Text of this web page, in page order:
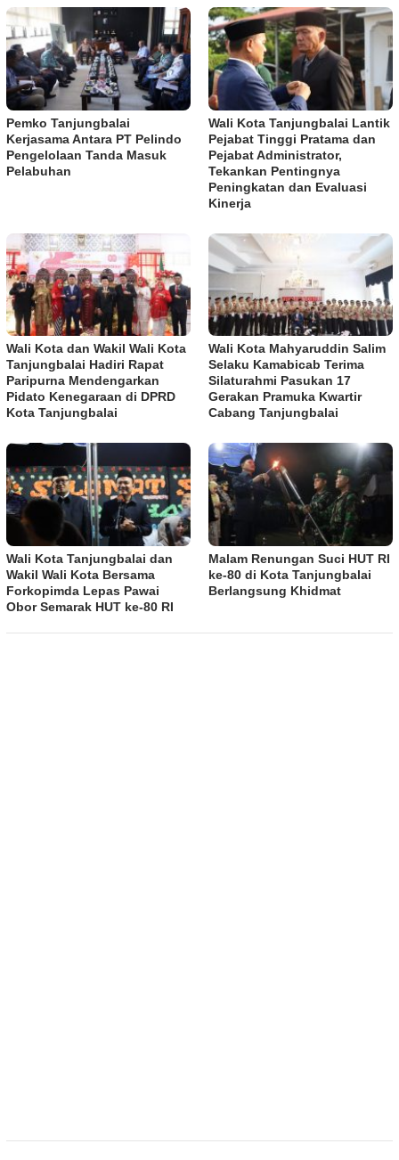
Pemko Tanjungbalai
Kerjasama Antara PT Pelindo
Pengelolaan Tanda Masuk
Pelabuhan
Wali Kota Tanjungbalai Lantik
Pejabat Tinggi Pratama dan
Pejabat Administrator,
Tekankan Pentingnya
Peningkatan dan Evaluasi
Kinerja
Wali Kota dan Wakil Wali Kota
Tanjungbalai Hadiri Rapat
Paripurna Mendengarkan
Pidato Kenegaraan di DPRD
Kota Tanjungbalai
Wali Kota Mahyaruddin Salim
Selaku Kamabicab Terima
Silaturahmi Pasukan 17
Gerakan Pramuka Kwartir
Cabang Tanjungbalai
Wali Kota Tanjungbalai dan
Wakil Wali Kota Bersama
Forkopimda Lepas Pawai
Obor Semarak HUT ke-80 RI
Malam Renungan Suci HUT RI
ke-80 di Kota Tanjungbalai
Berlangsung Khidmat